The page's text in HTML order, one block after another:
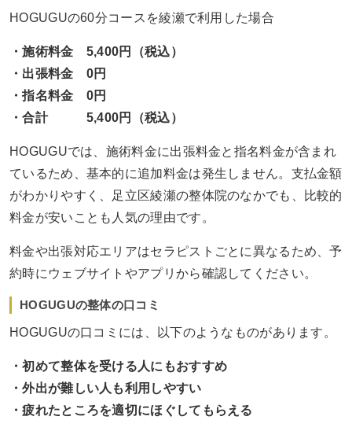
HOGUGUの60分コースを綾瀬で利用した場合
・施術料金 5,400円（税込）
・出張料金 0円
・指名料金 0円
・合計 5,400円（税込）
HOGUGUでは、施術料金に出張料金と指名料金が含まれ
ているため、基本的に追加料金は発生しません。支払金額
がわかりやすく、足立区綾瀬の整体院のなかでも、比較的
料金が安いことも人気の理由です。
料金や出張対応エリアはセラピストごとに異なるため、予
約時にウェブサイトやアプリから確認してください。
HOGUGUの整体の口コミ
HOGUGUの口コミには、以下のようなものがあります。
・初めて整体を受ける人にもおすすめ
・外出が難しい人も利用しやすい
・疲れたところを適切にほぐしてもらえる